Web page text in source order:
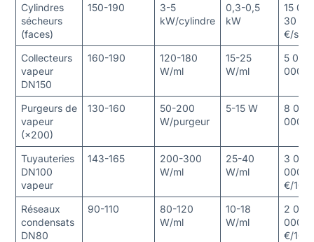
Cylindres
sécheurs
(faces)
150-190
3-5
kW/cylindre
0,3-0,5
kW
15
30
€/site
Collecteurs
vapeur
DN150
160-190
120-180
W/ml
15-25
W/ml
5
000
Purgeurs de
vapeur
(×200)
130-160
50-200
W/purgeur
5-15 W
8
000
Tuyauteries
DN100
vapeur
143-165
200-300
W/ml
25-40
W/ml
3
000
€/100
Réseaux
condensats
DN80
90-110
80-120
W/ml
10-18
W/ml
2
000
€/100